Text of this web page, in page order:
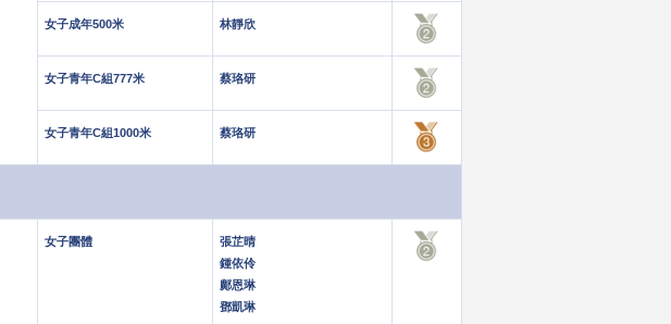
女子成年500米 林靜欣
女子青年C組777米 蔡珞研
女子青年C組1000米 蔡珞研
女子團體
張芷晴
鍾依伶
鄺恩琳
鄧凱琳